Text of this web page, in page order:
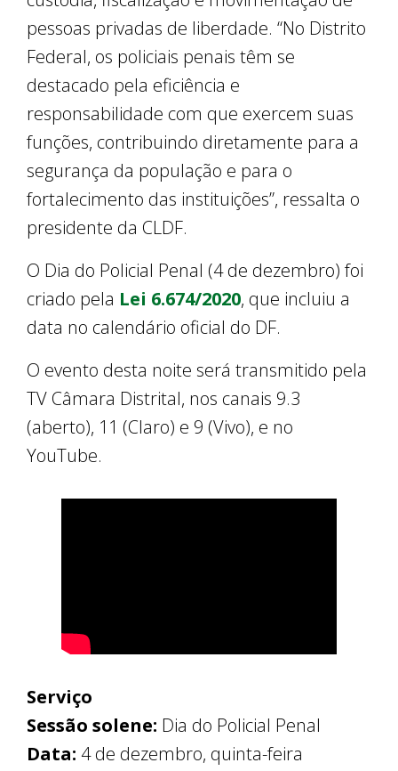
pessoas privadas de liberdade. “No Distrito
Federal, os policiais penais têm se
destacado pela eficiência e
responsabilidade com que exercem suas
funções, contribuindo diretamente para a
segurança da população e para o
fortalecimento das instituições”, ressalta o
presidente da CLDF.
O Dia do Policial Penal (4 de dezembro) foi
criado pela Lei 6.674/2020, que incluiu a
data no calendário oficial do DF.
O evento desta noite será transmitido pela
TV Câmara Distrital, nos canais 9.3
(aberto), 11 (Claro) e 9 (Vivo), e no
YouTube.
Serviço
Sessão solene: Dia do Policial Penal
Data: 4 de dezembro, quinta-feira